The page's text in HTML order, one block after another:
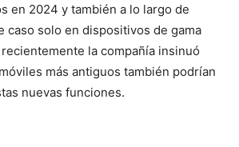
en 2024 y también a lo largo de
caso solo en dispositivos de gama
la compañía insinuó
más antiguos también podrían
nuevas funciones.